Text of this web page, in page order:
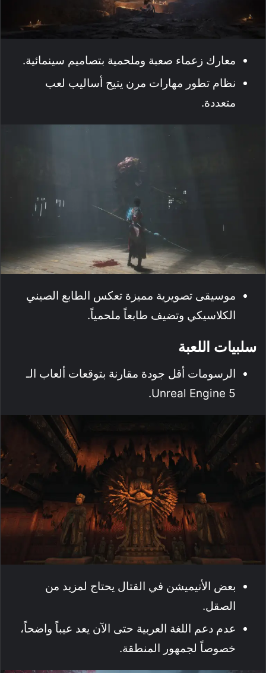
معارك زعماء صعبة وملحمية بتصاميم سينمائية.
نظام تطور مهارات مرن يتيح أساليب لعب
متعددة.
موسيقى تصويرية مميزة تعكس الطابع الصيني
الكلاسيكي وتضيف طابعاً ملحمياً.
سلبيات اللعبة
الرسومات أقل جودة مقارنة بتوقعات ألعاب الـ
Unreal Engine 5.
بعض الأنيميشن في القتال يحتاج لمزيد من
الصقل.
عدم دعم اللغة العربية حتى الآن يعد عيباً واضحاً،
خصوصاً لجمهور المنطقة.